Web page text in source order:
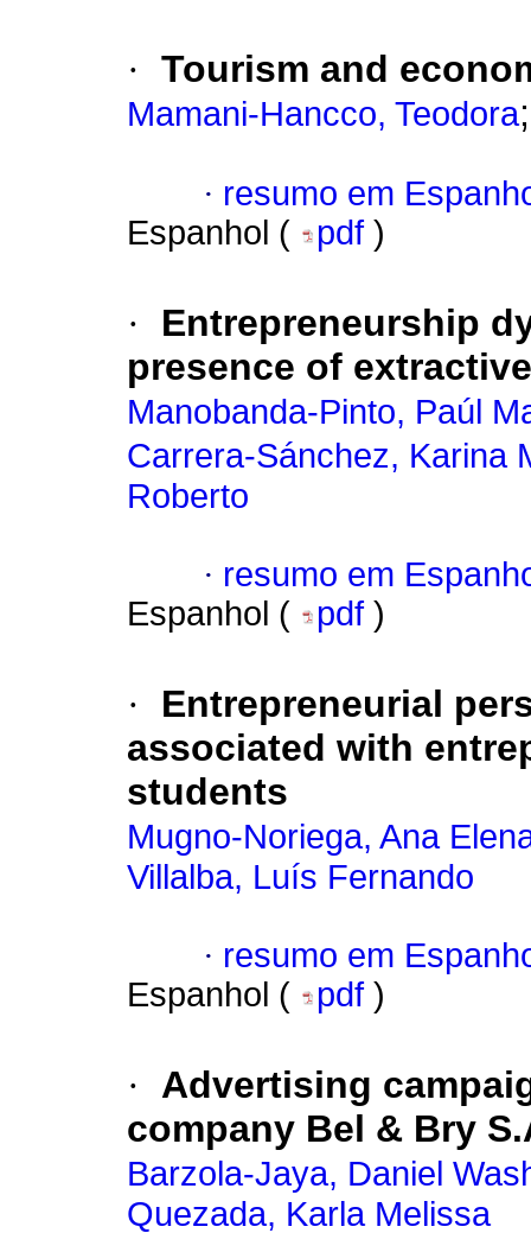
· Tourism and
Mamani-Hancco, Teodora
· resumo em
Espanhol (
pdf )
·
Entrepreneurship
presence of
Manobanda-Pinto, Paúl
Carrera-Sánchez, Karina
Roberto
· resumo em
Espanhol (
pdf )
·
Entrepreneurial
associated with
students
Mugno-Noriega, Ana
Villalba, Luís Fernando
· resumo em
Espanhol (
pdf )
·
Advertising
company Bel & Bry
Barzola-Jaya, Daniel
Quezada, Karla Melissa